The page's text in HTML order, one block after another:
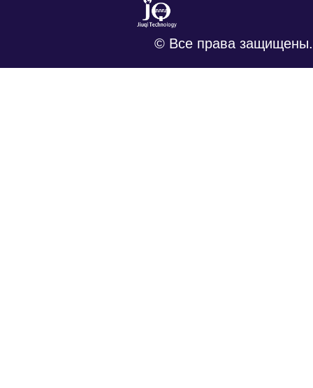
© Все права защищены.